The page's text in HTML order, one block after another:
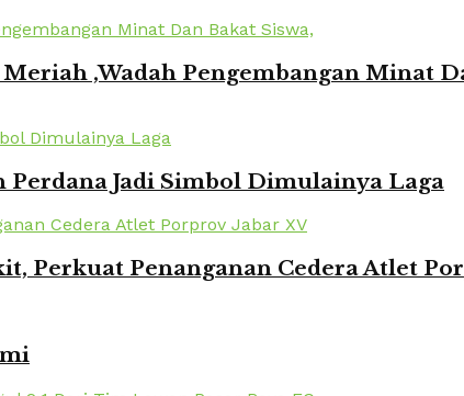
,Wadah Pengembangan Minat
Jadi Simbol Dimulainya Laga
Perkuat Penanganan Cedera Atlet